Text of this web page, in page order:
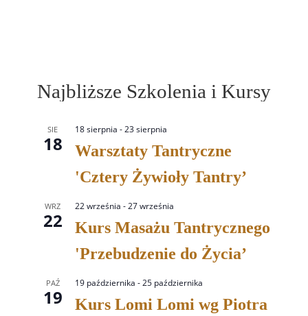
2
Najbliższe Szkolenia i Kursy
SIE
18
18 sierpnia -23 sierpnia
Warsztaty Tantryczne
'Cztery Żywioły Tantry’
WRZ
22
22 września -27 września
Kurs Masażu Tantrycznego
'Przebudzenie do Życia’
PAŹ
19
19 października -25 października
Kurs Lomi Lomi wg Piotra